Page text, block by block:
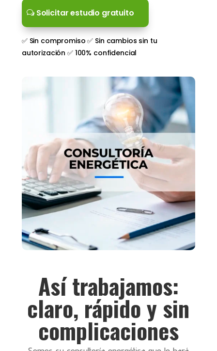
Solicitar estudio gratuito
✅ Sin compromiso ✅ Sin cambios sin tu
autorización ✅ 100% confidencial
Así trabajamos:
claro, rápido y sin
complicaciones